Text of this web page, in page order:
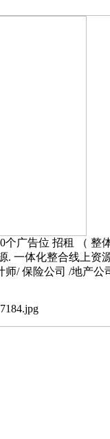
个广告位 招租 （
. 一体化整合线上资
师/ 保险公司 /地产